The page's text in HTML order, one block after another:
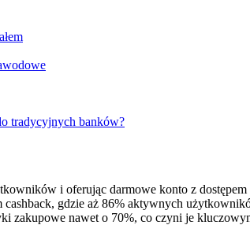
tradycyjnych banków?
i oferując darmowe konto z
gdzie aż 86% aktywnych
zakupowe nawet o 70%, co czyni je